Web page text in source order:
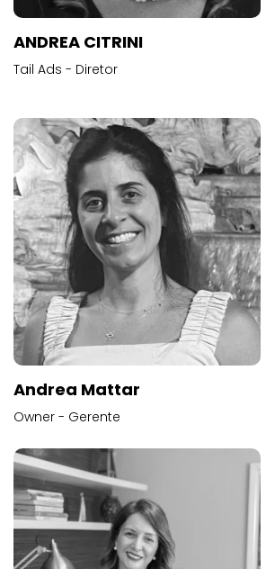
ANDREA CITRINI
Tail Ads - Diretor
Andrea Mattar
Owner - Gerente